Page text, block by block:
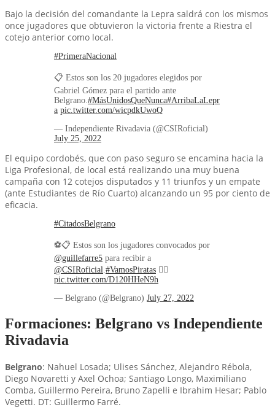
Bajo la decisión del comandante la Lepra saldrá con los mismos
once jugadores que obtuvieron la victoria frente a Riestra el
cotejo anterior como local.
#PrimeraNacional
📋 Estos son los 20 jugadores elegidos por
Gabriel Gómez para el partido ante
Belgrano. #MásUnidosQueNunca#ArribaLaLepr
a pic.twitter.com/wicpdkUwoQ
— Independiente Rivadavia (@CSIRoficial)
July 25, 2022
El equipo cordobés, que con paso seguro se encamina hacia la
Liga Profesional, de local está realizando una muy buena
campaña con 12 cotejos disputados y 11 triunfos y un empate
(ante Estudiantes de Río Cuarto) alcanzando un 95 por ciento de
eficacia.
#CitadosBelgrano
⚽📋 Estos son los jugadores convocados por
@guillefarre5 para recibir a
@CSIRoficial #VamosPiratas 🏴‍☠️
pic.twitter.com/D120HHeN9h
— Belgrano (@Belgrano) July 27, 2022
Formaciones: Belgrano vs Independiente
Rivadavia
Belgrano: Nahuel Losada; Ulises Sánchez, Alejandro Rébola,
Diego Novaretti y Axel Ochoa; Santiago Longo, Maximiliano
Comba, Guillermo Pereira, Bruno Zapelli e Ibrahim Hesar; Pablo
Vegetti. DT: Guillermo Farré.